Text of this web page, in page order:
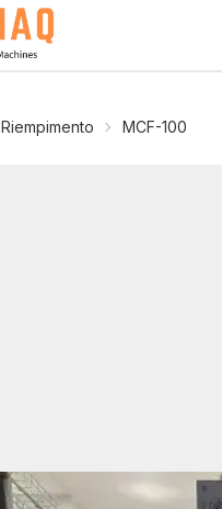
Riempimento MCF-100